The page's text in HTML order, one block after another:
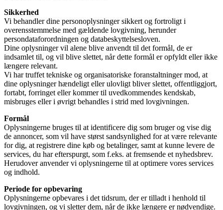
Sikkerhed
Vi behandler dine personoplysninger sikkert og fortroligt i
overensstemmelse med gældende lovgivning, herunder
persondataforordningen og databeskyttelsesloven.
Dine oplysninger vil alene blive anvendt til det formål, de er
indsamlet til, og vil blive slettet, når dette formål er opfyldt eller ikke
længere relevant.
Vi har truffet tekniske og organisatoriske foranstaltninger mod, at
dine oplysninger hændeligt eller ulovligt bliver slettet, offentliggjort,
fortabt, forringet eller kommer til uvedkommendes kendskab,
misbruges eller i øvrigt behandles i strid med lovgivningen.
Formål
Oplysningerne bruges til at identificere dig som bruger og vise dig
de annoncer, som vil have størst sandsynlighed for at være relevante
for dig, at registrere dine køb og betalinger, samt at kunne levere de
services, du har efterspurgt, som f.eks. at fremsende et nyhedsbrev.
Herudover anvender vi oplysningerne til at optimere vores services
og indhold.
Periode for opbevaring
Oplysningerne opbevares i det tidsrum, der er tilladt i henhold til
lovgivningen, og vi sletter dem, når de ikke længere er nødvendige.